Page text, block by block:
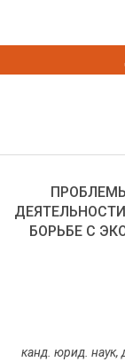
БОРЬБЕ С
канд. юрид. наук,